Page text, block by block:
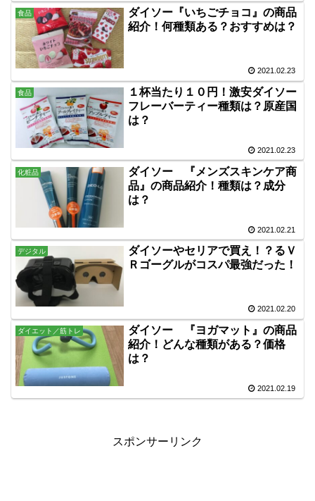
食品
ダイソー『いちごチョコ』の商品
紹介！何種類ある？おすすめは？
2021.02.23
食品
１杯当たり１０円！激安ダイソー
フレーバーティー種類は？原産国
は？
2021.02.23
化粧品
ダイソー 『メンズスキンケア商
品』の商品紹介！種類は？成分
は？
2021.02.21
デジタル
ダイソーやセリアで買え！？るＶ
Ｒゴーグルがコスパ最強だった！
2021.02.20
ダイエット／筋トレ
ダイソー 『ヨガマット』の商品
紹介！どんな種類がある？価格
は？
2021.02.19
スポンサーリンク